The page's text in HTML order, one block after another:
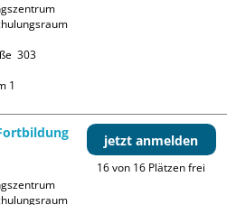
303
1
jetzt anmelden
16 von 16 Plätzen frei